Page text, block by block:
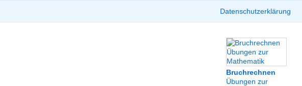
Datenschutzerklärung
Bruchrechnen
Übungen zur